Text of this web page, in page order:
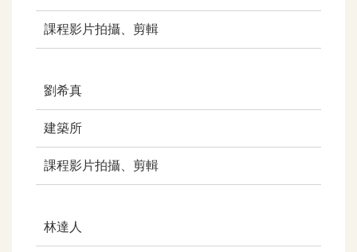
課程影片拍攝、剪輯
劉希真
建築所
課程影片拍攝、剪輯
林達人